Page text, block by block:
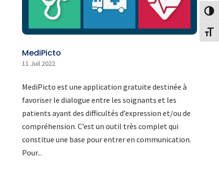
MediPicto
11 Juil 2022
MediPicto est une application gratuite destinée à
favoriser le dialogue entre les soignants et les
patients ayant des difficultés d’expression et/ou de
compréhension. C’est un outil très complet qui
constitue une base pour entrer en communication.
Pour...